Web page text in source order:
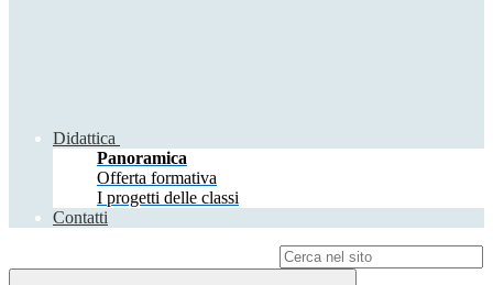
Didattica
Panoramica
Offerta formativa
I progetti delle classi
Contatti